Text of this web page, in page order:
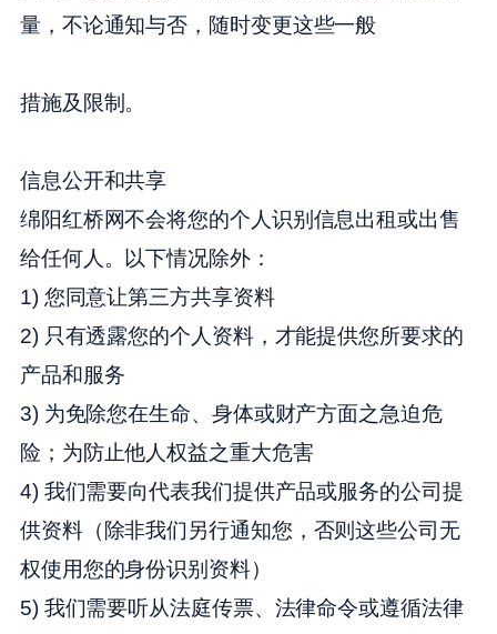
量，不论通知与否，随时变更这些一般
措施及限制。
信息公开和共享
绵阳红桥网不会将您的个人识别信息出租或出售
给任何人。以下情况除外：
1) 您同意让第三方共享资料
2) 只有透露您的个人资料，才能提供您所要求的
产品和服务
3) 为免除您在生命、身体或财产方面之急迫危
险；为防止他人权益之重大危害
4) 我们需要向代表我们提供产品或服务的公司提
供资料（除非我们另行通知您，否则这些公司无
权使用您的身份识别资料）
5) 我们需要听从法庭传票、法律命令或遵循法律